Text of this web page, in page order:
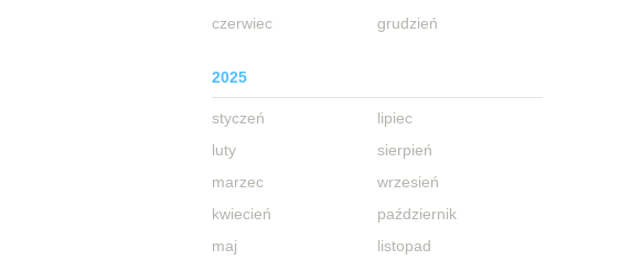
czerwiec
grudzień
2025
styczeń
luty
marzec
kwiecień
maj
lipiec
sierpień
wrzesień
październik
listopad